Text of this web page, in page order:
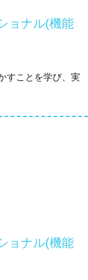
ョナル(機能
すことを学び、実
ョナル(機能